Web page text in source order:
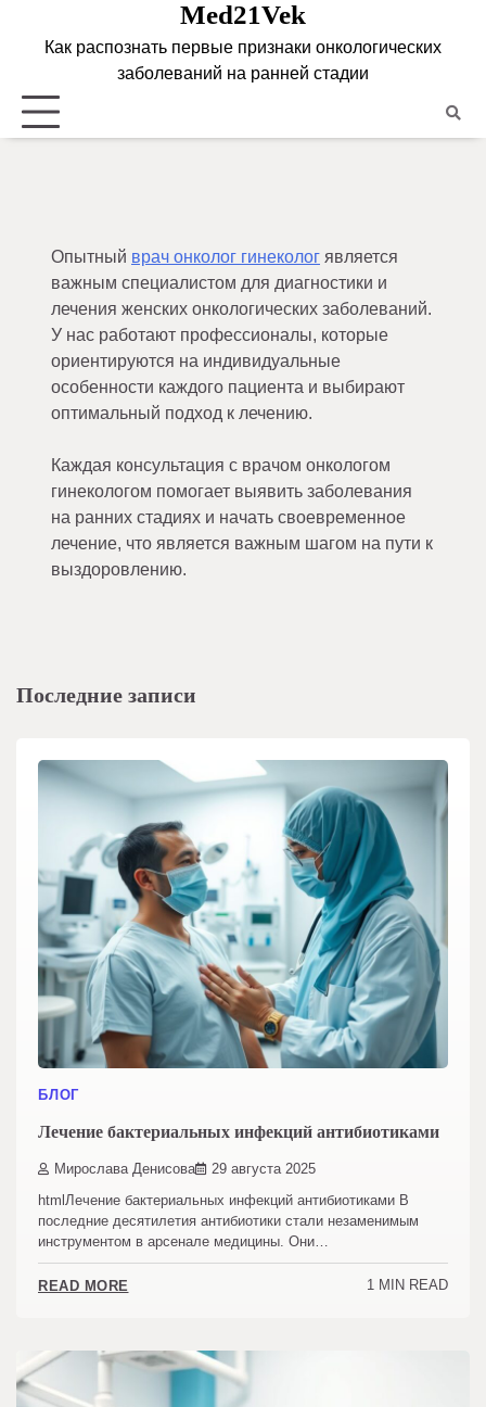
Med21Vek
Как распознать первые признаки онкологических
заболеваний на ранней стадии
Опытный врач онколог гинеколог является
важным специалистом для диагностики и
лечения женских онкологических заболеваний.
У нас работают профессионалы, которые
ориентируются на индивидуальные
особенности каждого пациента и выбирают
оптимальный подход к лечению.
Каждая консультация с врачом онкологом
гинекологом помогает выявить заболевания
на ранних стадиях и начать своевременное
лечение, что является важным шагом на пути к
выздоровлению.
Последние записи
БЛОГ
Лечение бактериальных инфекций антибиотиками
Мирослава Денисова 29 августа 2025
htmlЛечение бактериальных инфекций антибиотиками В
последние десятилетия антибиотики стали незаменимым
инструментом в арсенале медицины. Они…
READ MORE 1 MIN READ